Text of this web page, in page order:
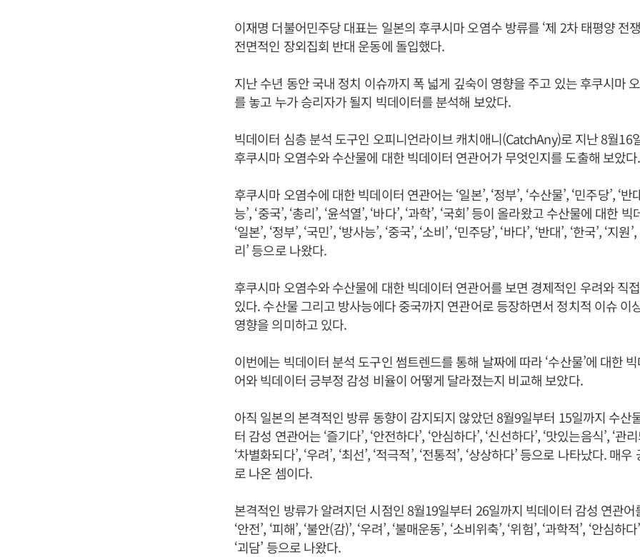
이재명 더불어민주당 대표는 일본의 후쿠시마 오염수 방류를 ‘제 2차 태평양 전
전면적인 장외집회 반대 운동에 돌입했다.
지난 수년 동안 국내 정치 이슈까지 폭 넓게 깊숙이 영향을 주고 있는 후쿠시마
를 놓고 누가 승리자가 될지 빅데이터를 분석해 보았다.
빅데이터 심층 분석 도구인 오피니언라이브 캐치애니(CatchAny)로 지난 8월16
후쿠시마 오염수와 수산물에 대한 빅데이터 연관어가 무엇인지를 도출해 보았다.
후쿠시마 오염수에 대한 빅데이터 연관어는 ‘일본’, ‘정부’, ‘수산물’, ‘민주당’, ‘반
능’, ‘중국’, ‘총리’, ‘윤석열’, ‘바다’, ‘과학’, ‘국회’ 등이 올라왔고 수산물에 대한
‘일본’, ‘정부’, ‘국민’, ‘방사능’, ‘중국’, ‘소비’, ‘민주당’, ‘바다’, ‘반대’, ‘한국’, ‘지원
리’ 등으로 나왔다.
후쿠시마 오염수와 수산물에 대한 빅데이터 연관어를 보면 경제적인 우려와 직
있다. 수산물 그리고 방사능에다 중국까지 연관어로 등장하면서 정치적 이슈 이
영향을 의미하고 있다.
이번에는 빅데이터 분석 도구인 썸트렌드를 통해 날짜에 따라 ‘수산물’에 대한
어와 빅데이터 긍부정 감성 비율이 어떻게 달라졌는지 비교해 보았다.
아직 일본의 본격적인 방류 동향이 감지되지 않았던 8월9일부터 15일까지 수산
터 감성 연관어는 ‘즐기다’, ‘안전하다’, ‘안심하다’, ‘신선하다’, ‘맛있는음식’, ‘관
‘차별화되다’, ‘우려’, ‘최선’, ‘적극적’, ‘전통적’, ‘상상하다’ 등으로 나타났다. 매
로 나온 셈이다.
본격적인 방류가 알려지던 시점인 8월19일부터 26일까지 빅데이터 감성 연관
‘안전’, ‘피해’, ‘불안(감)’, ‘우려’, ‘불매운동’, ‘소비위축’, ‘위험’, ‘과학적’, ‘안심하다
‘괴담’ 등으로 나왔다.